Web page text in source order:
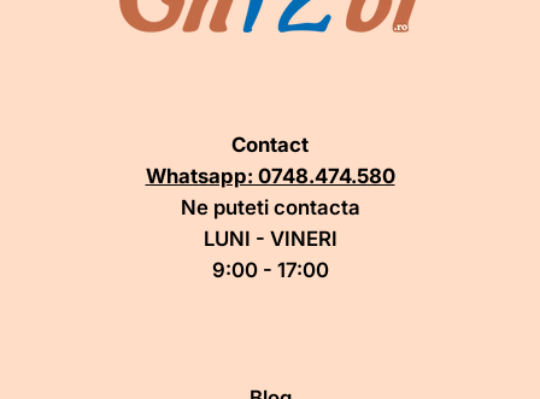
Contact
Whatsapp: 0748.474.580
Ne puteti contacta
LUNI - VINERI
9:00 - 17:00